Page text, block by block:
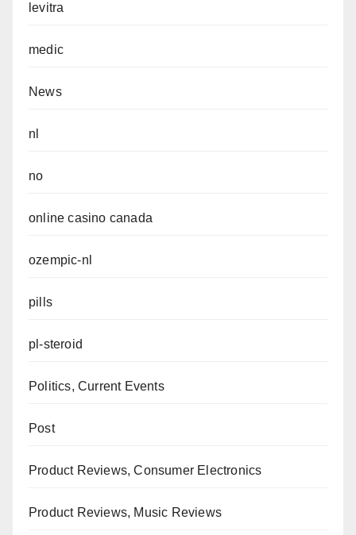
levitra
medic
News
nl
no
online casino canada
ozempic-nl
pills
pl-steroid
Politics, Current Events
Post
Product Reviews, Consumer Electronics
Product Reviews, Music Reviews